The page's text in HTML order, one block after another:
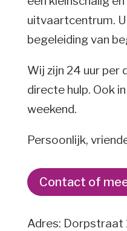
uitvaartcentrum.
begeleiding van
Wij zijn 24 uur per
directe hulp. Ook
weekend.
Persoonlijk,
Contact of
Adres: Dorpstraat